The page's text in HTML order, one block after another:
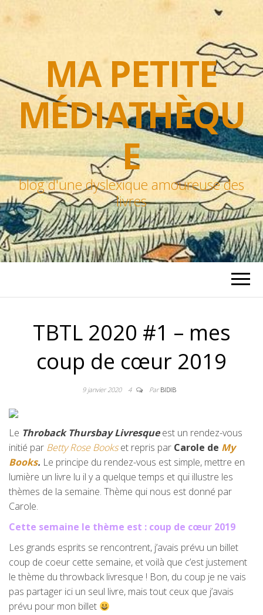
MA PETITE
MÉDIATHÈQU
E
blog d'une dyslexique amoureuse des
livres
TBTL 2020 #1 – mes
coup de cœur 2019
9 janvier 2020 4 ParBIDIB
Le Throback Thursbay Livresqueest un rendez-vous
initié par Betty Rose Books et repris par Carole de My
Books. Le principe du rendez-vous est simple, mettre en
lumière un livre lu il y a quelque temps et qui illustre les
thèmes de la semaine. Thème qui nous est donné par
Carole.
Cette semaine le thème est : coup de cœur 2019
Les grands esprits se rencontrent, j’avais prévu un billet
coup de coeur cette semaine, et voilà que c’est justement
le thème du throwback livresque ! Bon, du coup je ne vais
pas partager ici un seul livre, mais tout ceux que j’avais
prévu pour mon billet